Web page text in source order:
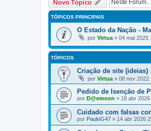
Novo Tópico
TÓPICOS PRINCIPAIS
O Estado da Nação -
por Virtua » 04 mai 2025
TÓPICOS
Criação de site (ideias)
por Virtua » 08 nov 2022
Pedido de Isenção de
por D@emoon » 18 abr
Cuidado com falsas
por PauloG47 » 14 abr 2026